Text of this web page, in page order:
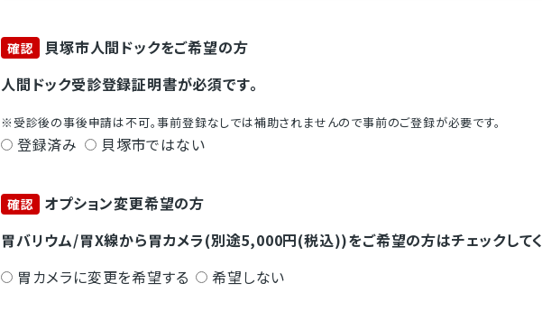
確認
貝塚市人間ドックをご希望の方
人間ドック受診登録証明書が必須です。
※受診後の事後申請は不可。事前登録なしでは補助されませんので事前のご登録が必要です。
登録済み 貝塚市ではない
確認
オプション変更希望の方
胃バリウム/胃X線から胃カメラ(別途5,000円(税込))をご希望の方はチェックしてく
胃カメラに変更を希望する
希望しない